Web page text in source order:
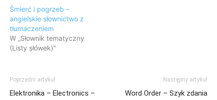
Śmierć i pogrzeb –
angielskie słownictwo z
tłumaczeniem
W „Słownik tematyczny
(Listy słówek)"
Poprzedni artykuł
Elektronika – Electronics –
Następny artykuł
Word Order – Szyk zdania